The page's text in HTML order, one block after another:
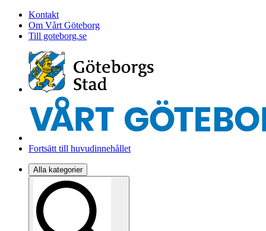
Kontakt
Om Vårt Göteborg
Till goteborg.se
Fortsätt till huvudinnehållet
Alla kategorier